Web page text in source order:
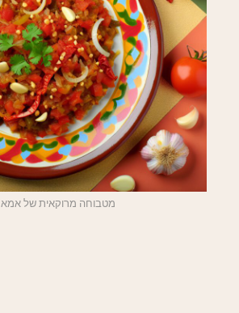
מטבוחה מרוקאית של אמא